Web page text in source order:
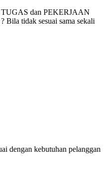
TUGAS dan PEKERJAAN
Bila tidak sesuai sama sekali
dengan kebutuhan pelanggan